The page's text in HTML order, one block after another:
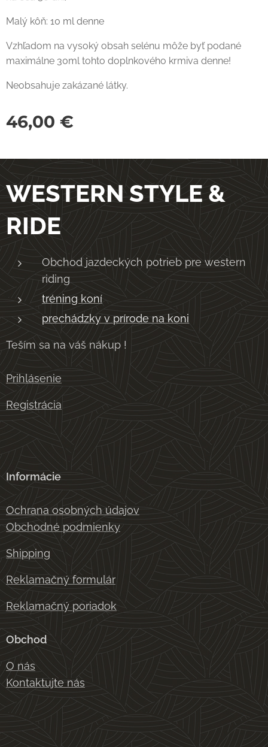
Malý kôň: 10 ml denne
Vzhľadom na vysoký obsah selénu môže byť podané
maximálne 30ml tohto doplnkového krmiva denne!
Neobsahuje zakázané látky.
46,00 €
WESTERN STYLE &
RIDE
Obchod jazdeckých potrieb pre western
riding
tréning koní
prechádzky v prírode na koni
Teším sa na váš nákup !
Prihlásenie
Registrácia
Informácie
Ochrana osobných údajov
Obchodné podmienky
Shipping
Reklamačný formulár
Reklamačný poriadok
Obchod
O nás
Kontaktujte nás